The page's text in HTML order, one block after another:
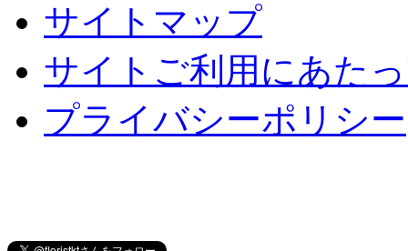
サイトマップ
サイトご利用にあた
プライバシーポリシー